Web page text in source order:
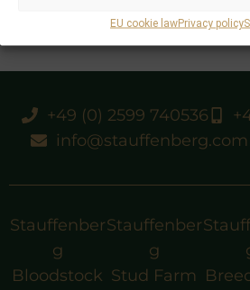
EU cookie lawPrivacy policy
+49 (0) 2599 740536
info@stauffenberg.com
Stauffenber
g
Bloodstock
Stauffenber
g
Stud Farm